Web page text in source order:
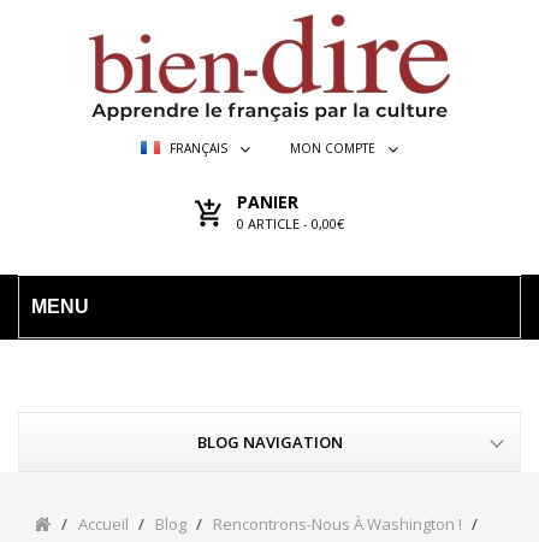
FRANÇAIS MON COMPTE
PANIER
0 ARTICLE - 0,00€
MENU
BLOG NAVIGATION
Accueil Blog Rencontrons-Nous À Washington !